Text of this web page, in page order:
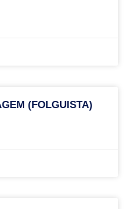
(FOLGUISTA)